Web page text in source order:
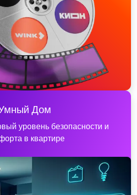
Дом
уровень безопасности и
в квартире